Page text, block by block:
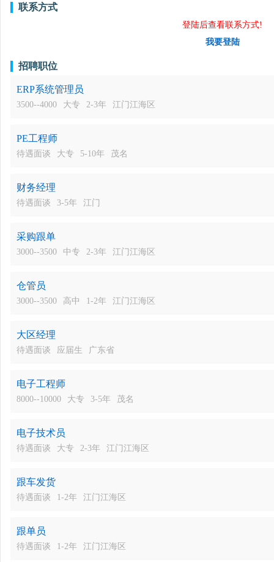
联系方式
登陆后查看联系方式!
我要登陆
招聘职位
ERP系统管理员
3500--4000 大专 2-3年 江门江海区
PE工程师
待遇面谈 大专 5-10年 茂名
财务经理
待遇面谈 3-5年 江门
采购跟单
3000--3500 中专 2-3年 江门江海区
仓管员
3000--3500 高中 1-2年 江门江海区
大区经理
待遇面谈 应届生 广东省
电子工程师
8000--10000 大专 3-5年 茂名
电子技术员
待遇面谈 大专 2-3年 江门江海区
跟车发货
待遇面谈 1-2年 江门江海区
跟单员
待遇面谈 1-2年 江门江海区